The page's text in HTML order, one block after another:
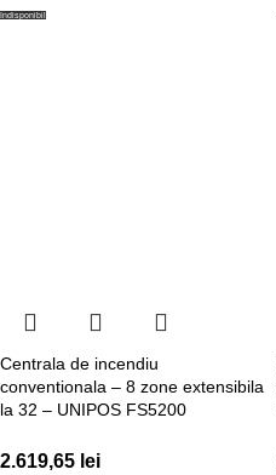
Indisponibil
Centrala de incendiu
conventionala – 8 zone extensibila
la 32 – UNIPOS FS5200
2.619,65 lei